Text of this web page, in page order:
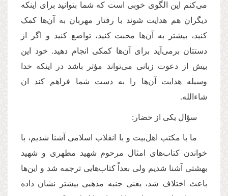
می‌کنم این الگوی خوبی است که شما بتوانید برای اینکه
دیگران هم هدایت شوند با رفتار مهربان به آن‌ها کمک
کنید، بیشتر به آن‌ها محبت کنید، تواضع کنید و اگر از
دستتان برمی‌آید برای آن‌ها کمکی انجام دهید. خود این
بیش از دعوت زبانی می‌تواند مؤثر باشد در اینکه خدا
وسیله هدایت آن‌ها را به دست شما فراهم کند ان
شاء‌الله.
سؤال یکی از حضار:
ما با مکتب اهل‌بیت و با انقلاب اسلامی آشنا شدیم، با
خواندن کتاب‌های امثال مرحوم شهید مطهری و شهید
بهشتی آشنا شدیم ولی بعداً کتاب‌هایی ترجمه شد و این‌ها
باعث اختلاف شد، یعنی جنبه مذهبی بیشتر نشان داده